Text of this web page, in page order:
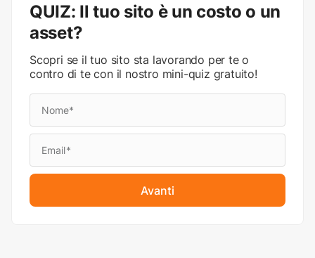
QUIZ: Il tuo sito è un costo o un
asset?
Scopri se il tuo sito sta lavorando per te o
contro di te con il nostro mini-quiz gratuito!
Avanti